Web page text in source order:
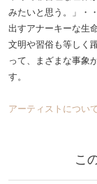
みたいと思う。」・
出すアナーキーな生
文明や習俗も等しく
って、まざまな事象
す。
アーティストについ
こ